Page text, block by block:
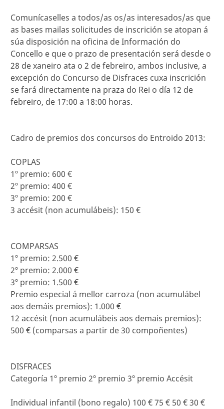
Comunícaselles a todos/as os/as interesados/as que
as bases mailas solicitudes de inscrición se atopan á
súa disposición na oficina de Información do
Concello e que o prazo de presentación será desde o
28 de xaneiro ata o 2 de febreiro, ambos inclusive, a
excepción do Concurso de Disfraces cuxa inscrición
se fará directamente na praza do Rei o día 12 de
febreiro, de 17:00 a 18:00 horas.
Cadro de premios dos concursos do Entroido 2013:
COPLAS
1º premio: 600 €
2º premio: 400 €
3º premio: 200 €
3 accésit (non acumulábeis): 150 €
COMPARSAS
1º premio: 2.500 €
2º premio: 2.000 €
3º premio: 1.500 €
Premio especial á mellor carroza (non acumulábel
aos demáis premios): 1.000 €
12 accésit (non acumulábeis aos demais premios):
500 € (comparsas a partir de 30 compoñentes)
DISFRACES
Categoría 1º premio 2º premio 3º premio Accésit
Individual infantil (bono regalo) 100 € 75 € 50 € 30 €